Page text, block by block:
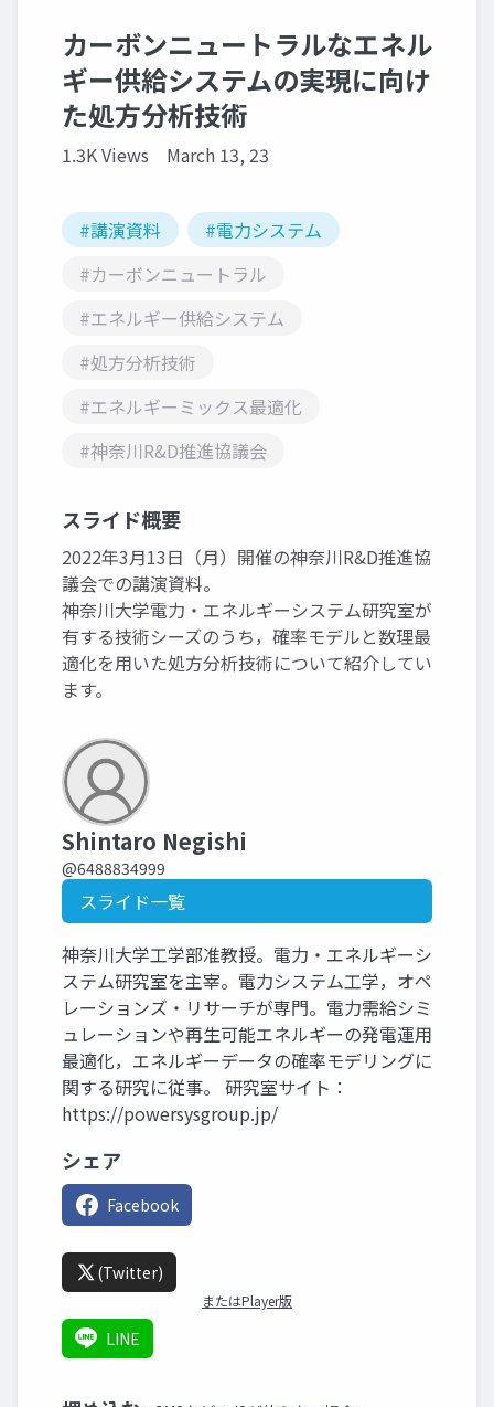
カーボンニュートラルなエネル
ギー供給システムの実現に向け
た処方分析技術
1.3K Views March 13, 23
#講演資料
#電力システム
#カーボンニュートラル
#エネルギー供給システム
#処方分析技術
#エネルギーミックス最適化
#神奈川R&D推進協議会
スライド概要
2022年3月13日（月）開催の神奈川R&D推進協
議会での講演資料。
神奈川大学電力・エネルギーシステム研究室が
有する技術シーズのうち，確率モデルと数理最
適化を用いた処方分析技術について紹介してい
ます。
Shintaro Negishi
@6488834999
スライド一覧
神奈川大学工学部准教授。電力・エネルギーシ
ステム研究室を主宰。電力システム工学，オペ
レーションズ・リサーチが専門。電力需給シミ
ュレーションや再生可能エネルギーの発電運用
最適化，エネルギーデータの確率モデリングに
関する研究に従事。 研究室サイト：
https://powersysgroup.jp/
シェア
Facebook
(Twitter)
またはPlayer版
LINE